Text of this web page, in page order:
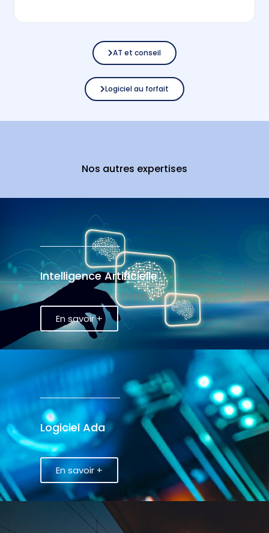
AT et conseil
Logiciel au forfait
Nos autres expertises
Intelligence Artificielle
En savoir +
Logiciel Ada
En savoir +